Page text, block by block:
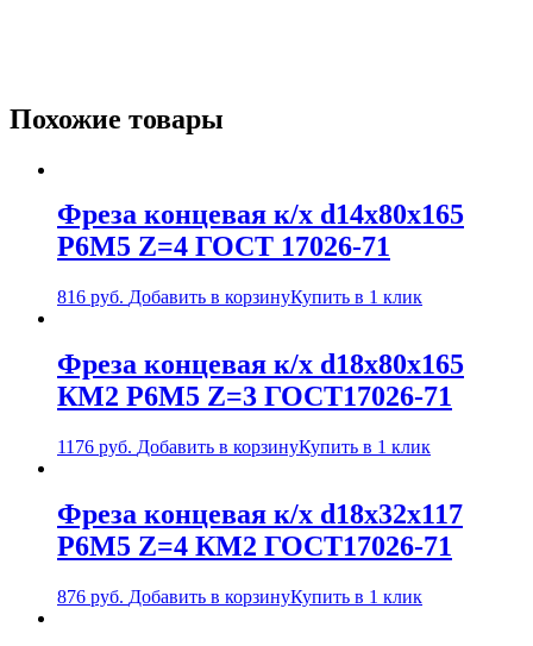
Похожие товары
Фреза концевая к/х d14х80х165
Р6М5 Z=4 ГОСТ 17026-71
816 руб. Добавить в корзинуКупить в 1 клик
Фреза концевая к/х d18х80х165
КМ2 Р6М5 Z=3 ГОСТ17026-71
1176 руб. Добавить в корзинуКупить в 1 клик
Фреза концевая к/х d18х32х117
Р6М5 Z=4 КМ2 ГОСТ17026-71
876 руб. Добавить в корзинуКупить в 1 клик